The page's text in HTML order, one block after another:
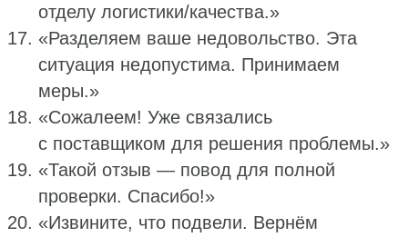
отделу логистики/качества.»
«Разделяем ваше недовольство. Эта
ситуация недопустима. Принимаем
меры.»
«Сожалеем! Уже связались
с поставщиком для решения проблемы.»
«Такой отзыв — повод для полной
проверки. Спасибо!»
«Извините, что подвели. Вернём